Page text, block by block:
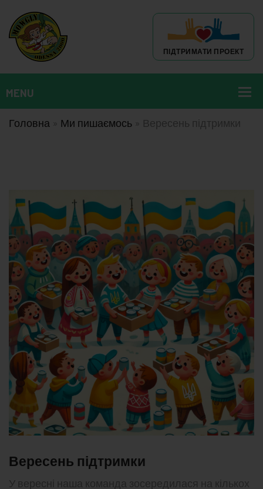
ПІДТРИМАТИ ПРОЕКТ
Головна Ми пишаємось Вересень підтримки
Вересень підтримки
У вересні наша команда зосередилася на кількох